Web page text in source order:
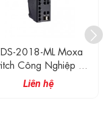
2018-ML Moxa
Công Nghiệp 16
Cổng 10/100M
Liên hệ